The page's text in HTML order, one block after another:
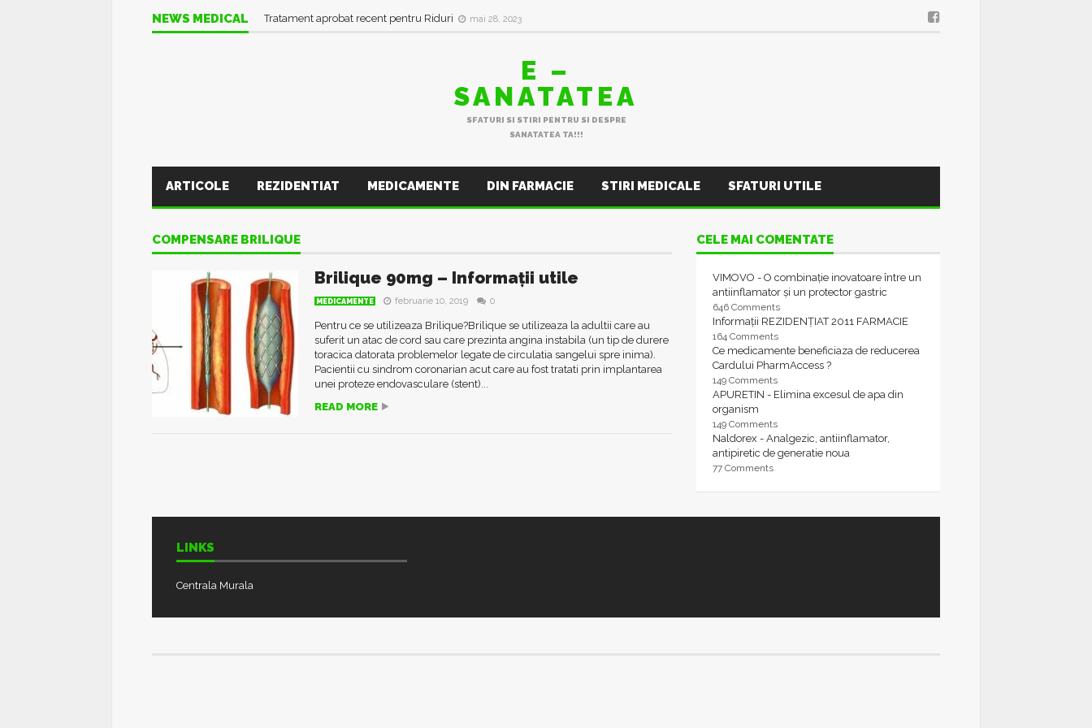
NEWS MEDICAL Tratament aprobat recent pentru Riduri mai 28, 2023
E –
SANATATEA
SFATURI SI STIRI PENTRU SI DESPRE
SANATATEA TA!!!
ARTICOLE REZIDENTIAT MEDICAMENTE DIN FARMACIE STIRI MEDICALE SFATURI UTILE
COMPENSARE BRILIQUE
Brilique 90mg – Informații utile
MEDICAMENTE februarie 10, 2019 0
Pentru ce se utilizeaza Brilique?Brilique se utilizeaza la adultii care au
suferit un atac de cord sau care prezinta angina instabila (un tip de durere
toracica datorata problemelor legate de circulatia sangelui spre inima).
Pacientii cu sindrom coronarian acut care au fost tratati prin implantarea
unei proteze endovasculare (stent)...
READ MORE
CELE MAI COMENTATE
VIMOVO - O combinație inovatoare între un
antiinflamator și un protector gastric
646 Comments
Informații REZIDENȚIAT 2011 FARMACIE
164 Comments
Ce medicamente beneficiaza de reducerea
Cardului PharmAccess ?
149 Comments
APURETIN - Elimina excesul de apa din
organism
149 Comments
Naldorex - Analgezic, antiinflamator,
antipiretic de generatie noua
77 Comments
LINKS
Centrala Murala